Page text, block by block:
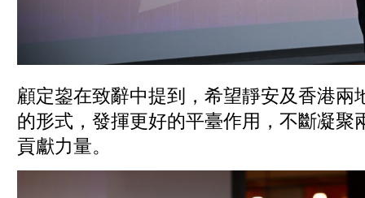
顧定鋆在致辭中提到，希望靜安及香港兩
的形式，發揮更好的平臺作用，不斷凝聚
貢獻力量。